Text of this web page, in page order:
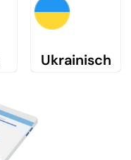
Ukrainisch